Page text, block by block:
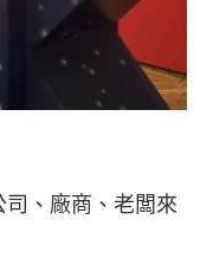
、廠商、老闆來